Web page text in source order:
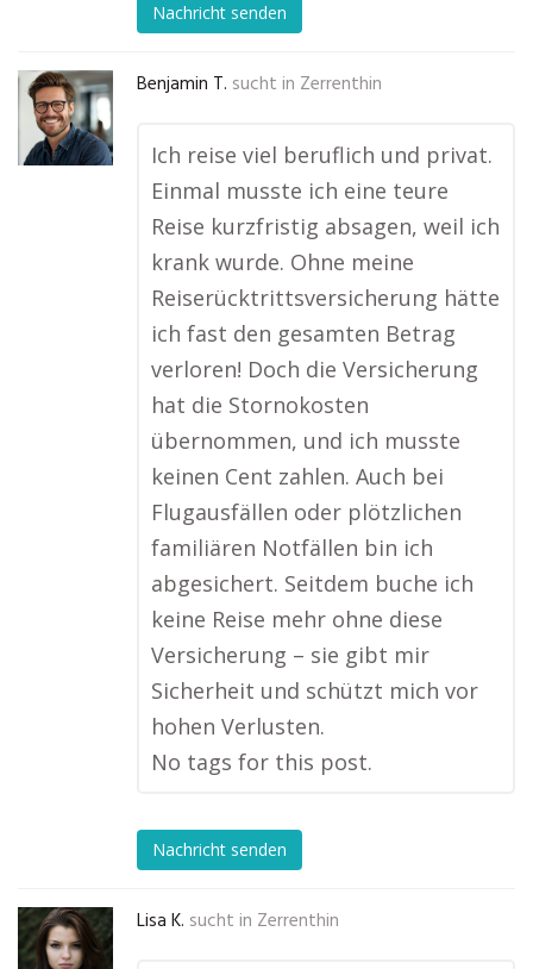
Nachricht senden
Benjamin T. sucht in Zerrenthin
Ich reise viel beruflich und privat.
Einmal musste ich eine teure
Reise kurzfristig absagen, weil ich
krank wurde. Ohne meine
Reiserücktrittsversicherung hätte
ich fast den gesamten Betrag
verloren! Doch die Versicherung
hat die Stornokosten
übernommen, und ich musste
keinen Cent zahlen. Auch bei
Flugausfällen oder plötzlichen
familiären Notfällen bin ich
abgesichert. Seitdem buche ich
keine Reise mehr ohne diese
Versicherung – sie gibt mir
Sicherheit und schützt mich vor
hohen Verlusten.
No tags for this post.
Nachricht senden
Lisa K. sucht in Zerrenthin